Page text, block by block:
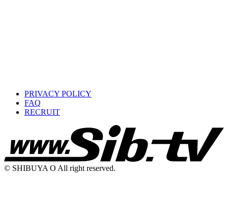
PRIVACY POLICY
FAQ
RECRUIT
© SHIBUYA O All right reserved.